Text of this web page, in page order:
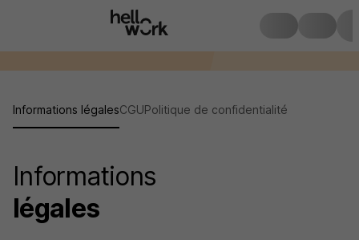
Informations légalesCGUPolitique de confidentialité
Informations
légales